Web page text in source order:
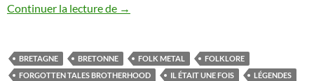
Continuer la lecture de Il était une fois, en Bretagne : Forgotten
→
BRETAGNE BRETONNE FOLK METAL
FOLKLORE
FORGOTTEN TALES BROTHERHOOD
IL ÉTAIT UNE FOIS
LÉGENDES